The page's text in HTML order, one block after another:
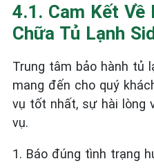
4.1. Cam Kết Về
Chữa Tủ Lạnh
Trung tâm bảo hành tủ
mang đến cho quý
vụ tốt nhất, sự hài lòng
vụ.
1. Báo đúng tình trạng